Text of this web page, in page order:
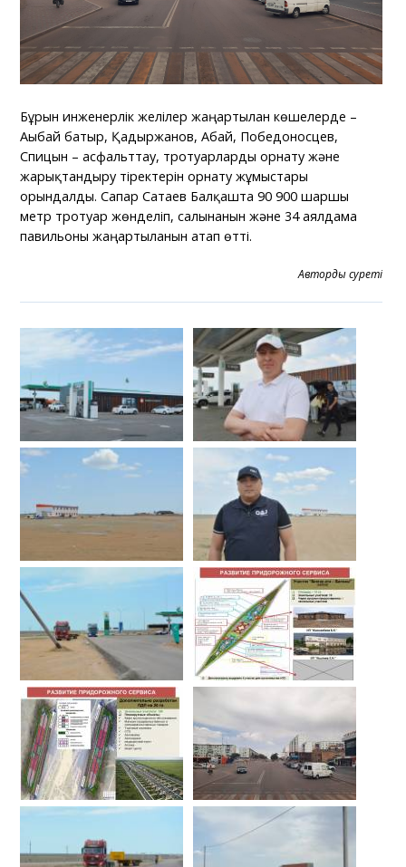
Бұрын инженерлік желілер жаңартылған көшелерде –
Ағыбай батыр, Қадыржанов, Абай, Победоносцев,
Спицын – асфальттау, тротуарларды орнату және
жарықтандыру тіректерін орнату жұмыстары
орындалды. Сапар Сатаев Балқашта 90 900 шаршы
метр тротуар жөнделіп, салынғанын және 34 аялдама
павильоны жаңартылғанын атап өтті.
Автордың суреті